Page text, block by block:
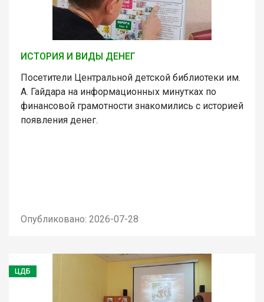
ИСТОРИЯ И ВИДЫ ДЕНЕГ
Посетители Центральной детской библиотеки им.
А. Гайдара на информационных минутках по
финансовой грамотности знакомились с историей
появления денег.
Опубликовано: 2026-07-28
ЦДБ